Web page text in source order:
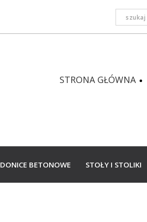
STRONA GŁÓWNA
DONICE BETONOWE STOŁY I STOLIKI